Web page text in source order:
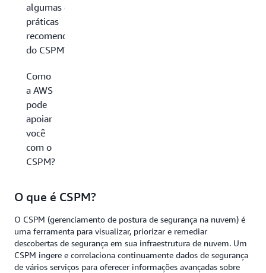
algumas das
práticas
recomendadas
do CSPM?
Como
a AWS
pode
apoiar
você
com o
CSPM?
O que é CSPM?
O CSPM (gerenciamento de postura de segurança na nuvem) é
uma ferramenta para visualizar, priorizar e remediar
descobertas de segurança em sua infraestrutura de nuvem. Um
CSPM ingere e correlaciona continuamente dados de segurança
de vários serviços para oferecer informações avançadas sobre